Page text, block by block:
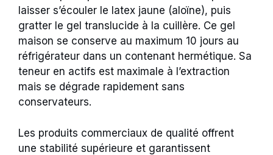
laisser s’écouler le latex jaune (aloïne), puis
gratter le gel translucide à la cuillère. Ce gel
maison se conserve au maximum 10 jours au
réfrigérateur dans un contenant hermétique. Sa
teneur en actifs est maximale à l’extraction
mais se dégrade rapidement sans
conservateurs.
Les produits commerciaux de qualité offrent
une stabilité supérieure et garantissent